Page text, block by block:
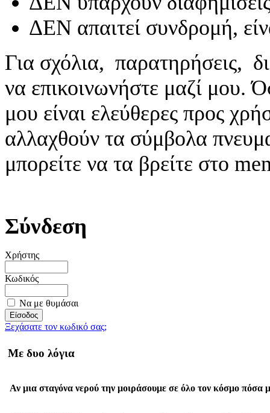
ΔΕΝ απαιτεί συνδρομή,
Για σχόλια, παρατηρήσεις,
να επικοινωνήστε μαζί μου.
μου είναι ελεύθερες προς
αλλαχθούν τα σύμβολα
μπορείτε να τα βρείτε στο
Σύνδεση
Χρήστης
Κωδικός
Να με θυμάσαι
Ξεχάσατε τον κωδικό σας;
Με δυο λόγια
Αν μια σταγόνα νερού την μοιράσουμε σε όλο τον κόσμο πόσα